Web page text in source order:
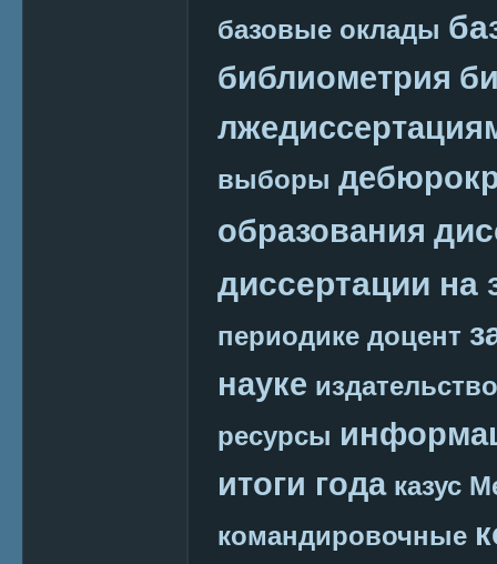
базовые оклады
библиометрия
выборы
образования
диссертации на
периодике доцент
науке издательство
ресурсы
итоги года казус
командировочные